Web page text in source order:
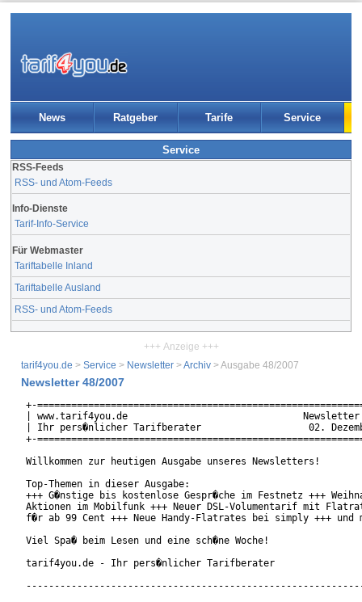
News Ratgeber Tarife Service
Service
RSS-Feeds
RSS- und Atom-Feeds
Info-Dienste
Tarif-Info-Service
Für Webmaster
Tariftabelle Inland
Tariftabelle Ausland
RSS- und Atom-Feeds
+++ Anzeige +++
tarif4you.de > Service > Newsletter >Archiv > Ausgabe 48/2007
Newsletter 48/2007
+-
| www.tarif4you.de                               Newsletter
| Ihr pers�nlicher Tarifberater                   02.
+-
Willkommen zur heutigen Ausgabe unseres Newsletters!
Top-Themen in dieser Ausgabe:
+++ G�nstige bis kostenlose Gespr�che im Festnetz +++
Aktionen im Mobilfunk +++ Neuer DSL-Volumentarif mit
f�r ab 99 Cent +++ Neue Handy-Flatrates bei simply +++ und
Viel Spa� beim Lesen und eine sch�ne Woche!
tarif4you.de - Ihr pers�nlicher Tarifberater